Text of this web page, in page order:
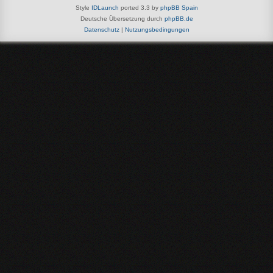
Style IDLaunch ported 3.3 by phpBB Spain
Deutsche Übersetzung durch phpBB.de
Datenschutz| Nutzungsbedingungen